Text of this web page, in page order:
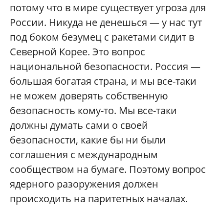
потому что в мире существует угроза для
России. Никуда не денешься — у нас тут
под боком безумец с ракетами сидит в
Северной Корее. Это вопрос
национальной безопасности. Россия —
большая богатая страна, и мы все-таки
не можем доверять собственную
безопасность кому-то. Мы все-таки
должны думать сами о своей
безопасности, какие бы ни были
соглашения с международным
сообществом на бумаге. Поэтому вопрос
ядерного разоружения должен
происходить на паритетных началах.